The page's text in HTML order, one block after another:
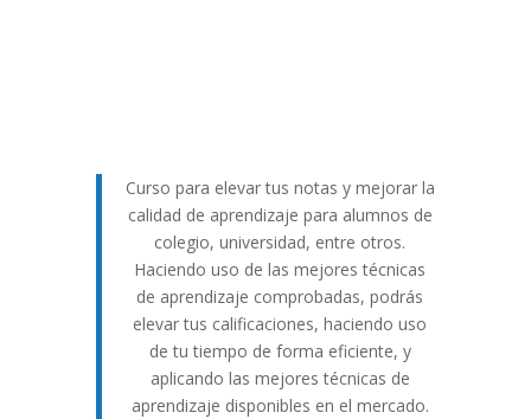
Curso para elevar tus notas y mejorar la
calidad de aprendizaje para alumnos de
colegio, universidad, entre otros.
Haciendo uso de las mejores técnicas
de aprendizaje comprobadas, podrás
elevar tus calificaciones, haciendo uso
de tu tiempo de forma eficiente, y
aplicando las mejores técnicas de
aprendizaje disponibles en el mercado.